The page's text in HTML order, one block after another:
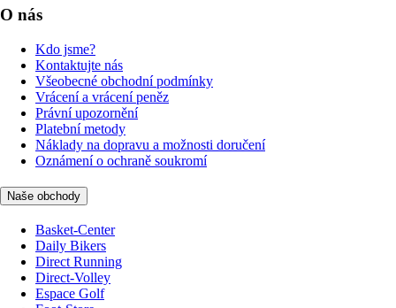
O nás
Kdo jsme?
Kontaktujte nás
Všeobecné obchodní podmínky
Vrácení a vrácení peněz
Právní upozornění
Platební metody
Náklady na dopravu a možnosti doručení
Oznámení o ochraně soukromí
Naše obchody
Basket-Center
Daily Bikers
Direct Running
Direct-Volley
Espace Golf